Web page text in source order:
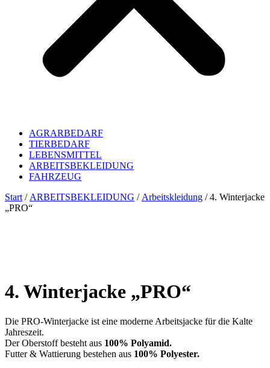
AGRARBEDARF
TIERBEDARF
LEBENSMITTEL
ARBEITSBEKLEIDUNG
FAHRZEUG
Start / ARBEITSBEKLEIDUNG / Arbeitskleidung / 4. Winterjacke
„PRO“
4. Winterjacke „PRO“
Die PRO-Winterjacke ist eine moderne Arbeitsjacke für die Kalte
Jahreszeit.
Der Oberstoff besteht aus 100% Polyamid.
Futter & Wattierung bestehen aus 100% Polyester.